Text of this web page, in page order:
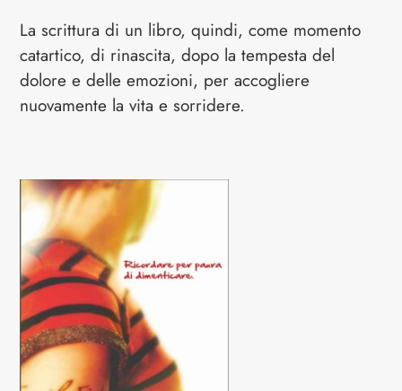
La scrittura di un libro, quindi, come momento
catartico, di rinascita, dopo la tempesta del
dolore e delle emozioni, per accogliere
nuovamente la vita e sorridere.